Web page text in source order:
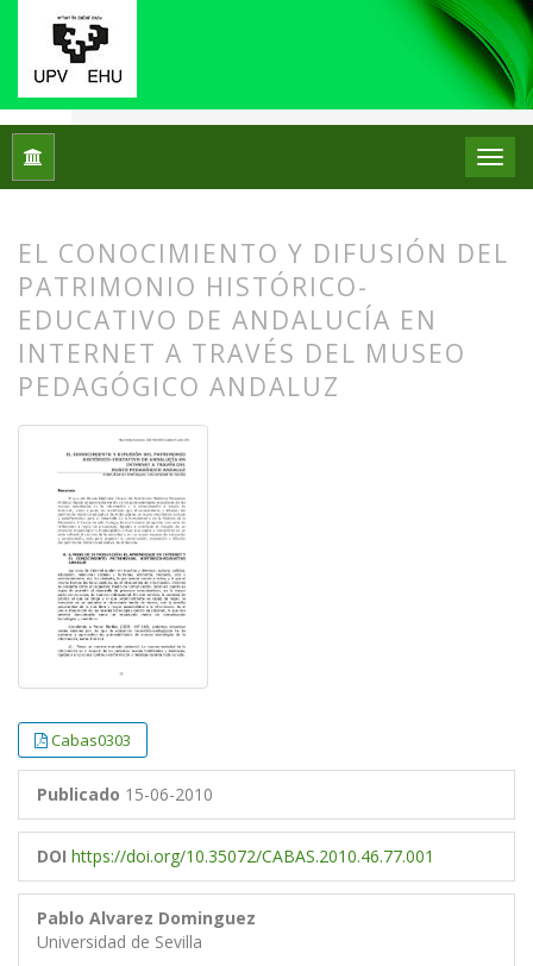
Inicio
EL CONOCIMIENTO Y DIFUSIÓN DEL
PATRIMONIO HISTÓRICO-
EDUCATIVO DE ANDALUCÍA EN
INTERNET A TRAVÉS DEL MUSEO
PEDAGÓGICO ANDALUZ
Cabas0303
Publicado 15-06-2010
DOI https://doi.org/10.35072/CABAS.2010.46.77.001
Pablo Alvarez Dominguez
Universidad de Sevilla